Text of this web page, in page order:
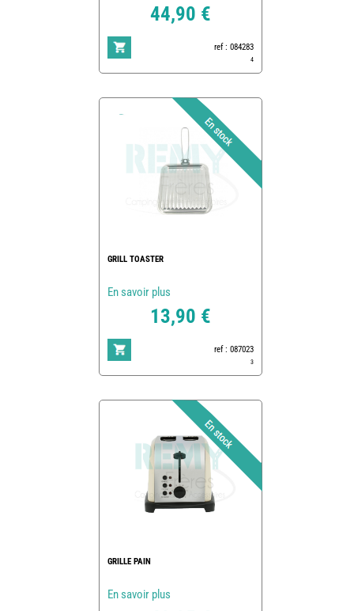
44,90 €
ref : 084283
4
GRILL TOASTER
En savoir plus
13,90 €
ref : 087023
3
GRILLE PAIN
En savoir plus